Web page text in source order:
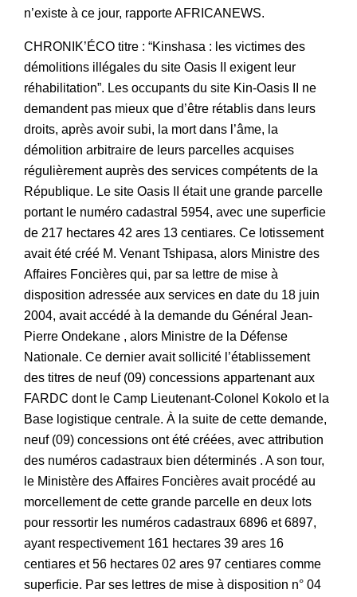
n’existe à ce jour, rapporte AFRICANEWS.
CHRONIK’ÉCO titre : “Kinshasa : les victimes des
démolitions illégales du site Oasis II exigent leur
réhabilitation”. Les occupants du site Kin-Oasis II ne
demandent pas mieux que d’être rétablis dans leurs
droits, après avoir subi, la mort dans l’âme, la
démolition arbitraire de leurs parcelles acquises
régulièrement auprès des services compétents de la
République. Le site Oasis II était une grande parcelle
portant le numéro cadastral 5954, avec une superficie
de 217 hectares 42 ares 13 centiares. Ce lotissement
avait été créé M. Venant Tshipasa, alors Ministre des
Affaires Foncières qui, par sa lettre de mise à
disposition adressée aux services en date du 18 juin
2004, avait accédé à la demande du Général Jean-
Pierre Ondekane , alors Ministre de la Défense
Nationale. Ce dernier avait sollicité l’établissement
des titres de neuf (09) concessions appartenant aux
FARDC dont le Camp Lieutenant-Colonel Kokolo et la
Base logistique centrale. À la suite de cette demande,
neuf (09) concessions ont été créées, avec attribution
des numéros cadastraux bien déterminés . A son tour,
le Ministère des Affaires Foncières avait procédé au
morcellement de cette grande parcelle en deux lots
pour ressortir les numéros cadastraux 6896 et 6897,
ayant respectivement 161 hectares 39 ares 16
centiares et 56 hectares 02 ares 97 centiares comme
superficie. Par ses lettres de mise à disposition n° 04